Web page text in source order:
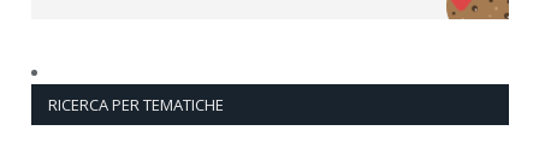
RICERCA PER TEMATICHE